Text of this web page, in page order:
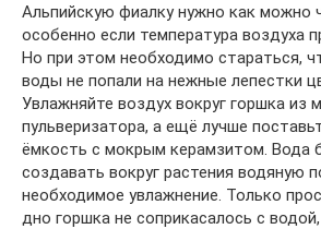
Альпийскую фиалку нужно как можно
особенно если температура воздуха
Но при этом необходимо стараться,
воды не попали на нежные лепестки
Увлажняйте воздух вокруг горшка из
пульверизатора, а ещё лучше
ёмкость с мокрым керамзитом. Вода
создавать вокруг растения водяную
необходимое увлажнение. Только
дно горшка не соприкасалось с